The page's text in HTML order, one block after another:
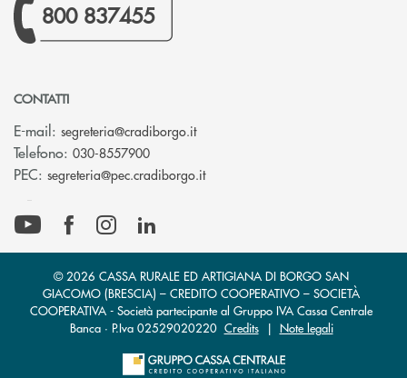
800 837455
CONTATTI
E-mail: segreteria@cradiborgo.it(si apre l’app di posta elettronica)
Telefono: 030-8557900
PEC: segreteria@pec.cradiborgo.it(si apre l’app di posta
© 2026 CASSA RURALE ED ARTIGIANA DI BORGO SAN
GIACOMO (BRESCIA) – CREDITO COOPERATIVO – SOCIETÀ
COOPERATIVA - Società partecipante al Gruppo IVA Cassa Centrale
Banca · P.Iva 02529020220 Credits| Note legali